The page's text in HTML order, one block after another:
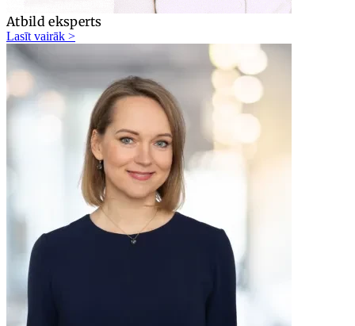
Atbild eksperts
Lasīt vairāk >